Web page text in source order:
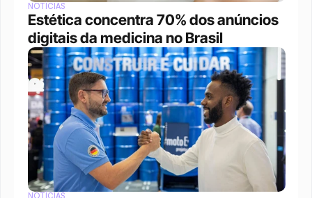
NOTÍCIAS
Estética concentra 70% dos anúncios
digitais da medicina no Brasil
NOTÍCIAS